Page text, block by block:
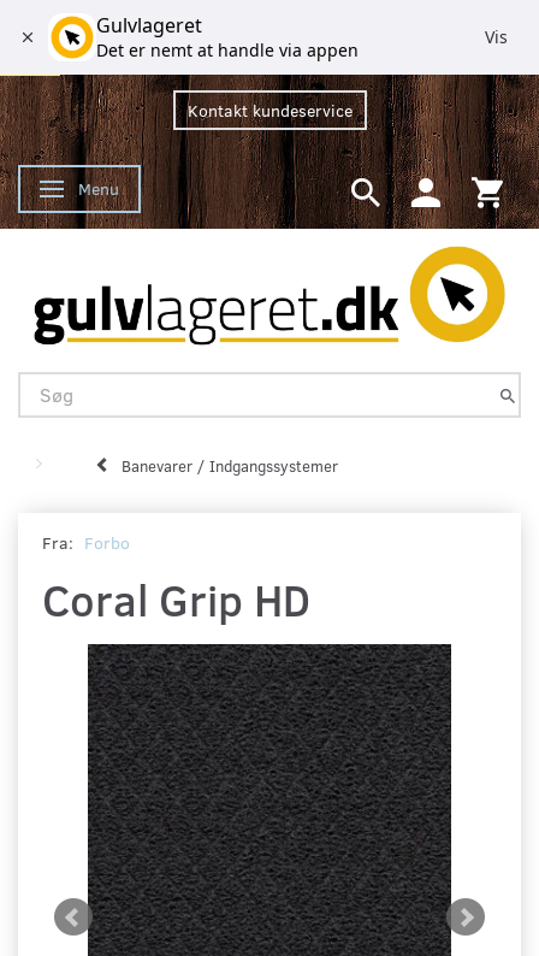
Kontakt kundeservice
Skifte navigation
Menu
Banevarer / Indgangssystemer
Fra: Forbo
Coral Grip HD
Gulvlageret
Det er nemt at handle via appen
Vis